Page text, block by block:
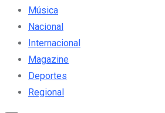
Música
Nacional
Internacional
Magazine
Deportes
Regional